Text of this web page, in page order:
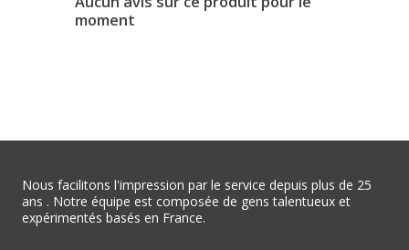
moment
Nous facilitons l'impression par le service depuis plus de 25
ans . Notre équipe est composée de gens talentueux et
expérimentés basés en France.